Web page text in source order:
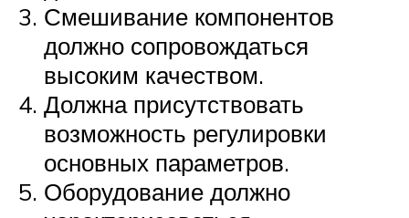
Смешивание компонентов
должно сопровождаться
высоким качеством.
Должна присутствовать
возможность регулировки
основных параметров.
Оборудование должно